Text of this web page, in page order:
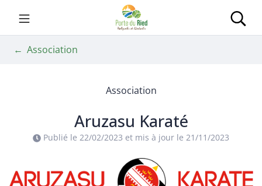
contenu
Porte du Ried
Association
Association
Aruzasu Karaté
Publié le 22/02/2023 et mis à jour le 21/11/2023